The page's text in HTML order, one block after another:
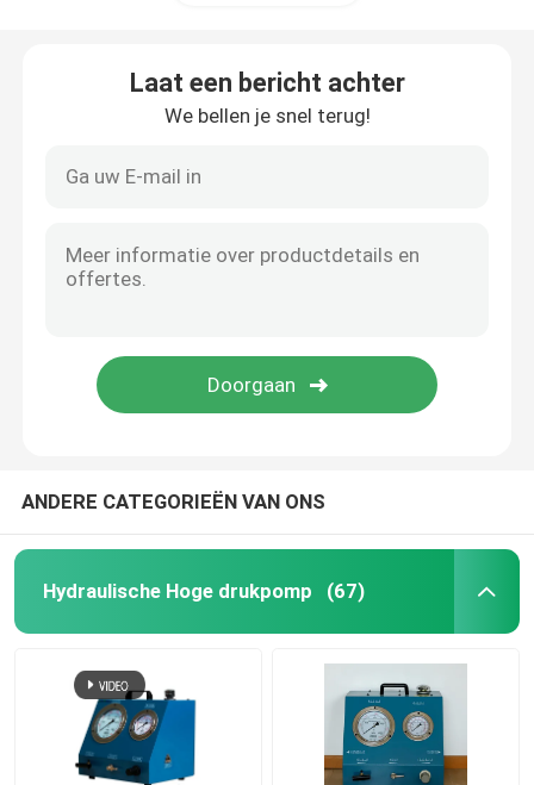
Laat een bericht achter
We bellen je snel terug!
ANDERE CATEGORIEËN VAN ONS
Hydraulische Hoge drukpomp (67)